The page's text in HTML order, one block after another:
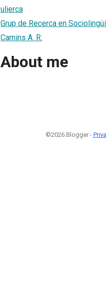
ulierca
Grup de Recerca en
Camins A. R.
About me
©2026 Blogger -